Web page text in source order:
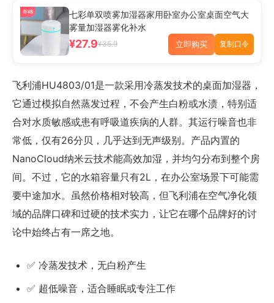
券¥8
七彩单双喷雾加湿器家用卧室办公室桌面空气大
雾量加湿器雾化补水
¥27.9¥35.9 立即购买 复制口令
飞利浦HU4803/01是一款采用冷蒸发技术的桌面加湿器，
它通过模拟自然蒸发过程，不会产生白粉或水渍，特别适
合对水质敏感或患有呼吸道疾病的人群。其运行噪音也非
常低，仅有26分贝，几乎达到无声级别。产品内置的
NanoCloud纳米云技术能高效加湿，并均匀分布到整个房
间。不过，它的水箱容量只有2L，在办公室场景下可能需
要中途加水。虽然价格相对较高，但飞利浦在空气净化领
域的品牌口碑和过硬的技术实力，让它在哪个品牌好的讨
论中始终占有一席之地。
✅ 冷蒸发技术，无白粉产生
✅ 超低噪音，适合睡眠或专注工作